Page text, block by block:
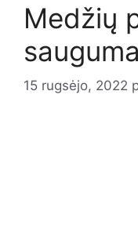
Medžių
15 rugsėjo, 2022